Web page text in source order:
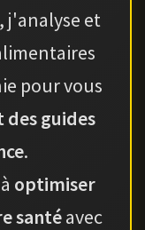
j'analyse et
pour vous
des guides
.
optimiser
santéavec